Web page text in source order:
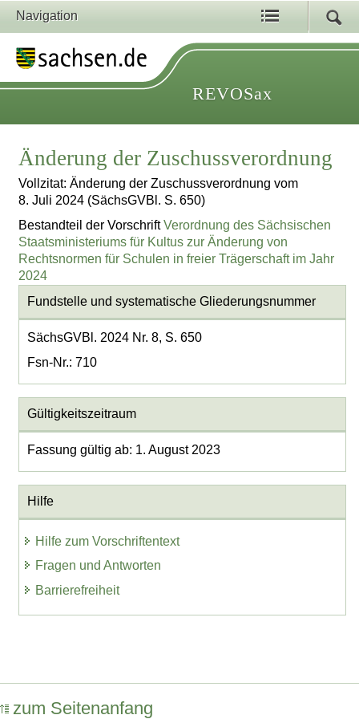
Navigation
REVOSax
Änderung der Zuschussverordnung
Vollzitat: Änderung der Zuschussverordnung vom
8. Juli 2024 (SächsGVBl. S. 650)
Bestandteil der VorschriftVerordnung des Sächsischen
Staatsministeriums für Kultus zur Änderung von
Rechtsnormen für Schulen in freier Trägerschaft im Jahr
2024
Fundstelle und systematische Gliederungsnummer
SächsGVBl. 2024 Nr. 8, S. 650
Fsn-Nr.: 710
Gültigkeitszeitraum
Fassung gültig ab: 1. August 2023
Hilfe
Hilfe zum Vorschriftentext
Fragen und Antworten
Barrierefreiheit
zum Seitenanfang